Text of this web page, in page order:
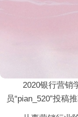
2020银行营销
员“pian_520”投稿